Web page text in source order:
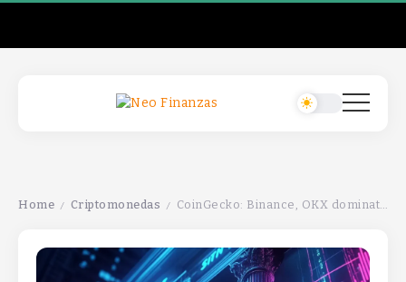
Home / Criptomonedas / CoinGecko: Binance, OKX dominate perps as perp DEX OI share nearly quadruplesCoinGecko: Binance, OKX dominate perps as perp DEX OI share nearly quadruplesCoinGecko: Binance, OKX dominate perps as perp DEX OI share nearly quadruples